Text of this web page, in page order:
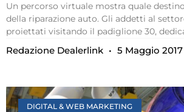
Un percorso virtuale mostra quale
della riparazione auto. Gli addetti al
proiettati visitando il padiglione 30,
Redazione Dealerlink 5 Maggio 2017
DIGITAL & WEB MARKETING